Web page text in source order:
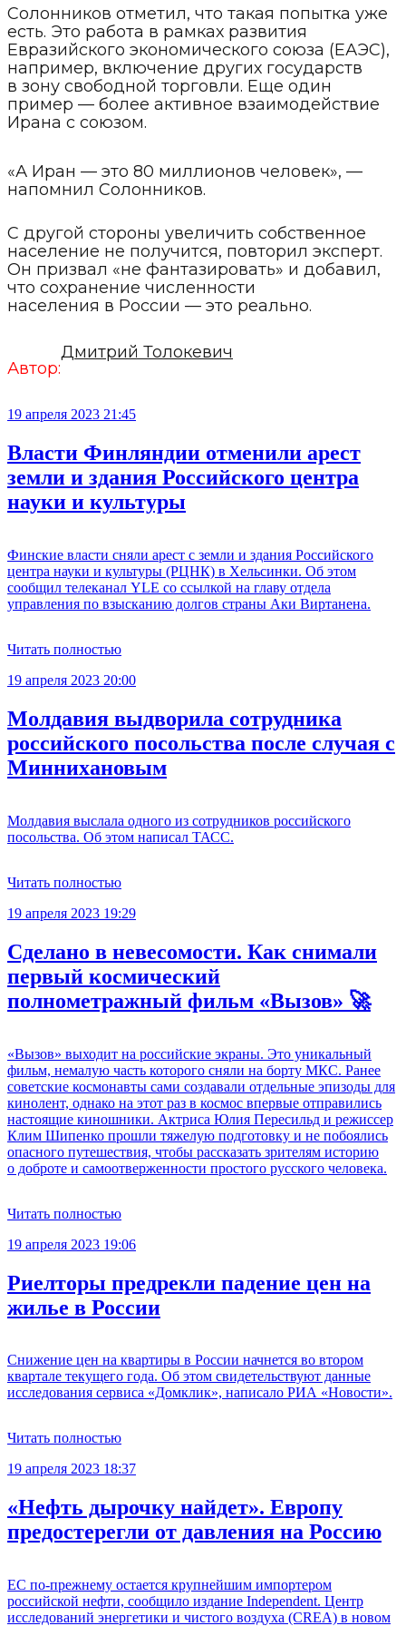
Солонников отметил, что такая попытка уже
есть. Это работа в рамках развития
Евразийского экономического союза (ЕАЭС),
например, включение других государств
в зону свободной торговли. Еще один
пример — более активное взаимодействие
Ирана с союзом.
«А Иран — это 80 миллионов человек», —
напомнил Солонников.
С другой стороны увеличить собственное
население не получится, повторил эксперт.
Он призвал «не фантазировать» и добавил,
что сохранение численности
населения в России — это реально.
Автор:
Дмитрий Толокевич
19 апреля 2023 21:45
Власти Финляндии отменили арест
земли и здания Российского центра
науки и культуры
Финские власти сняли арест с земли и здания Российского
центра науки и культуры (РЦНК) в Хельсинки. Об этом
сообщил телеканал YLE со ссылкой на главу отдела
управления по взысканию долгов страны Аки Виртанена.
Читать полностью
19 апреля 2023 20:00
Молдавия выдворила сотрудника
российского посольства после случая с
Миннихановым
Молдавия выслала одного из сотрудников российского
посольства. Об этом написал ТАСС.
Читать полностью
19 апреля 2023 19:29
Сделано в невесомости. Как снимали
первый космический
полнометражный фильм «Вызов» 🚀
«Вызов» выходит на российские экраны. Это уникальный
фильм, немалую часть которого сняли на борту МКС. Ранее
советские космонавты сами создавали отдельные эпизоды для
кинолент, однако на этот раз в космос впервые отправились
настоящие киношники. Актриса Юлия Пересильд и режиссер
Клим Шипенко прошли тяжелую подготовку и не побоялись
опасного путешествия, чтобы рассказать зрителям историю
о доброте и самоотверженности простого русского человека.
Читать полностью
19 апреля 2023 19:06
Риелторы предрекли падение цен на
жилье в России
Снижение цен на квартиры в России начнется во втором
квартале текущего года. Об этом свидетельствуют данные
исследования сервиса «Домклик», написало РИА «Новости».
Читать полностью
19 апреля 2023 18:37
«Нефть дырочку найдет». Европу
предостерегли от давления на Россию
ЕС по-прежнему остается крупнейшим импортером
российской нефти, сообщило издание Independent. Центр
исследований энергетики и чистого воздуха (CREA) в новом